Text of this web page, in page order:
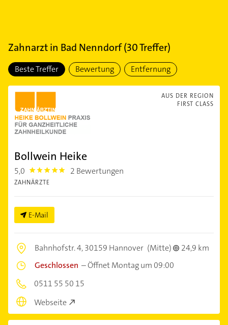
Zahnarztin Bad Nenndorf(30Treffer)
Beste Treffer Bewertung Entfernung
AUS DER REGION
FIRST CLASS
Bollwein Heike
5,0 5.0 2 Bewertungen
ZAHNÄRZTE
E-Mail
Bahnhofstr. 4,30159 Hannover (Mitte)
24,9 km
Geschlossen –Öffnet Montag um 09:00
0511 55 50 15
Webseite